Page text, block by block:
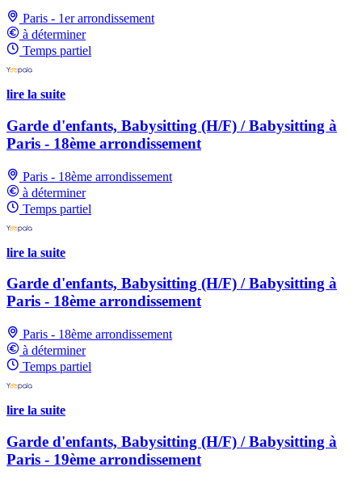
Paris - 1er arrondissement
à déterminer
Temps partiel
lire la suite
Garde d'enfants, Babysitting (H/F) / Babysitting à
Paris - 18ème arrondissement
Paris - 18ème arrondissement
à déterminer
Temps partiel
lire la suite
Garde d'enfants, Babysitting (H/F) / Babysitting à
Paris - 18ème arrondissement
Paris - 18ème arrondissement
à déterminer
Temps partiel
lire la suite
Garde d'enfants, Babysitting (H/F) / Babysitting à
Paris - 19ème arrondissement